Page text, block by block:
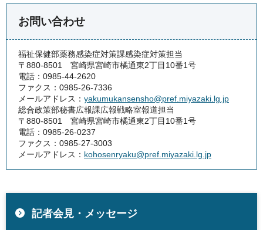
お問い合わせ
福祉保健部薬務感染症対策課感染症対策担当
〒880-8501 宮崎県宮崎市橘通東2丁目10番1号
電話：0985-44-2620
ファクス：0985-26-7336
メールアドレス： yakumukansensho@pref.miyazaki.lg.jp
総合政策部秘書広報課広報戦略室報道担当
〒880-8501 宮崎県宮崎市橘通東2丁目10番1号
電話：0985-26-0237
ファクス：0985-27-3003
メールアドレス： kohosenryaku@pref.miyazaki.lg.jp
記者会見・メッセージ